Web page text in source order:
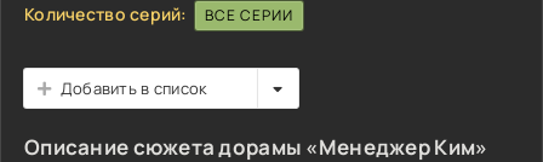
Количество серий:
ВСЕ СЕРИИ
Добавить в список
Описание сюжета дорамы «Менеджер Ким»